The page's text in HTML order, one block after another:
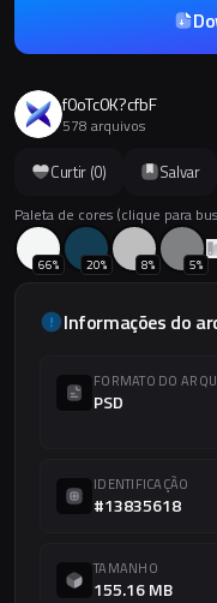
Curtir (0) Salvar
Paleta de cores (clique para
66% 20% 8% 5%
Informações do
FORMATO DO
PSD
IDENTIFICAÇÃO
#13835618
TAMANHO
155.16 MB
f0oTc0K?cfbF
578 arquivos